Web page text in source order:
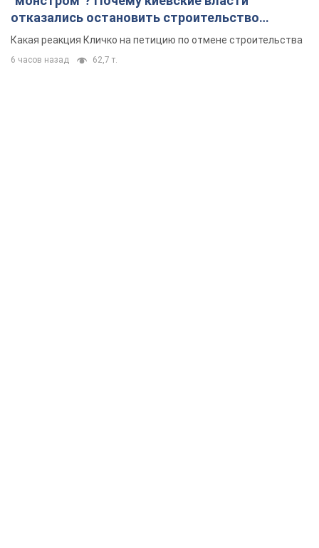
отказались остановить строительство
небоскреба "московского верующего"
Какая реакция Кличко на петицию по отмене строительства
6 часов назад 62,7 т.